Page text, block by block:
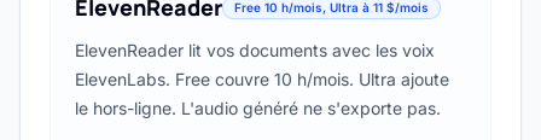
ElevenReader Free 10 h/mois, Ultra à 11 $/mois
ElevenReader lit vos documents avec les voix
ElevenLabs. Free couvre 10 h/mois. Ultra ajoute
le hors-ligne. L'audio généré ne s'exporte pas.